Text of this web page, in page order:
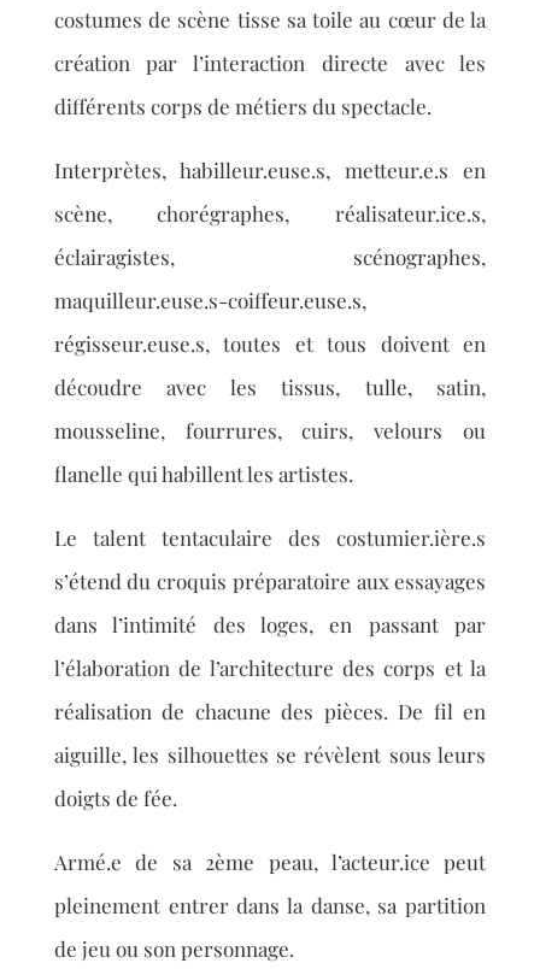
costumes de scène tisse sa toile au cœur de la
création par l’interaction directe avec les
différents corps de métiers du spectacle.
Interprètes, habilleur.euse.s, metteur.e.s en
scène, chorégraphes, réalisateur.ice.s,
éclairagistes, scénographes,
maquilleur.euse.s-coiffeur.euse.s,
régisseur.euse.s, toutes et tous doivent en
découdre avec les tissus, tulle, satin,
mousseline, fourrures, cuirs, velours ou
flanelle qui habillent les artistes.
Le talent tentaculaire des costumier.ière.s
s’étend du croquis préparatoire aux essayages
dans l’intimité des loges, en passant par
l’élaboration de l’architecture des corps et la
réalisation de chacune des pièces. De fil en
aiguille, les silhouettes se révèlent sous leurs
doigts de fée.
Armé.e de sa 2ème peau, l’acteur.ice peut
pleinement entrer dans la danse, sa partition
de jeu ou son personnage.